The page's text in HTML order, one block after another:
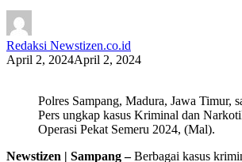
Redaksi Newstizen.co.id
April 2, 2024April 2, 2024
Polres Sampang, Madura, Jawa Timur,
Pers ungkap kasus Kriminal dan
Operasi Pekat Semeru 2024, (Mal).
Newstizen | Sampang –Berbagai kasus